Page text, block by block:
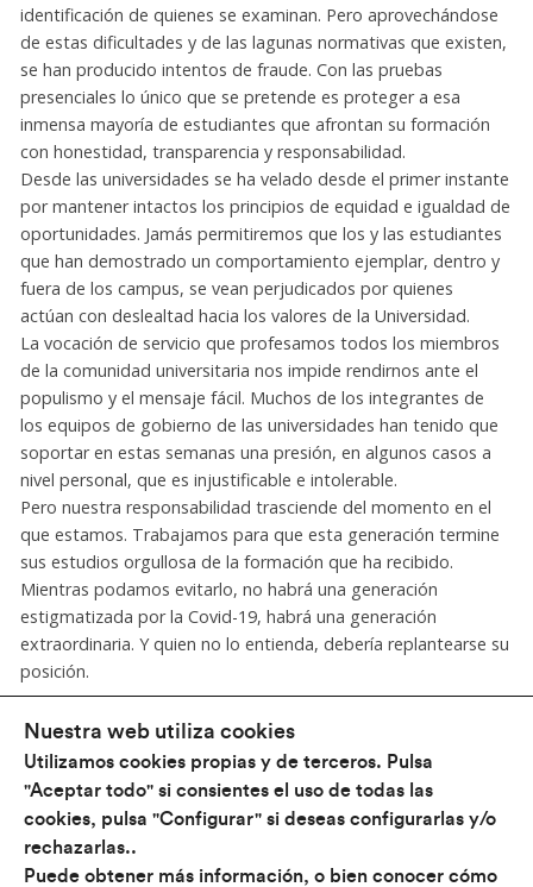
Nuestra web utiliza cookies
Utilizamos cookies propias y de terceros. Pulsa
"Aceptar todo" si consientes el uso de todas las
cookies, pulsa "Configurar" si deseas configurarlas y/o
rechazarlas..
Puede obtener más información, o bien conocer cómo
identificación de quienes se examinan. Pero aprovechándose
de estas dificultades y de las lagunas normativas que existen,
se han producido intentos de fraude. Con las pruebas
presenciales lo único que se pretende es proteger a esa
inmensa mayoría de estudiantes que afrontan su formación
con honestidad, transparencia y responsabilidad.
Desde las universidades se ha velado desde el primer instante
por mantener intactos los principios de equidad e igualdad de
oportunidades. Jamás permitiremos que los y las estudiantes
que han demostrado un comportamiento ejemplar, dentro y
fuera de los campus, se vean perjudicados por quienes
actúan con deslealtad hacia los valores de la Universidad.
La vocación de servicio que profesamos todos los miembros
de la comunidad universitaria nos impide rendirnos ante el
populismo y el mensaje fácil. Muchos de los integrantes de
los equipos de gobierno de las universidades han tenido que
soportar en estas semanas una presión, en algunos casos a
nivel personal, que es injustificable e intolerable.
Pero nuestra responsabilidad trasciende del momento en el
que estamos. Trabajamos para que esta generación termine
sus estudios orgullosa de la formación que ha recibido.
Mientras podamos evitarlo, no habrá una generación
estigmatizada por la Covid-19, habrá una generación
extraordinaria. Y quien no lo entienda, debería replantearse su
posición.
Conócenos